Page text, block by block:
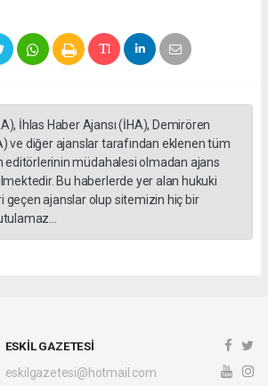
İhlas Haber Ajansı (İHA), Demirören
ve diğer ajanslar tarafından eklenen tüm
editörlerinin müdahalesi olmadan ajans
Bu haberlerde yer alan hukuki
geçen ajanslar olup sitemizin hiç bir
ESKİL GAZETESİ
eskilgazetesi@hotmail.com